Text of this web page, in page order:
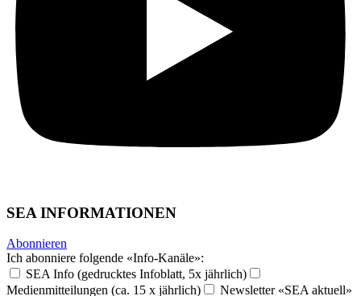
SEA INFORMATIONEN
Abonnieren
Ich abonniere folgende «Info-Kanäle»:
SEA Info (gedrucktes Infoblatt, 5x jährlich)
Medienmitteilungen (ca. 15 x jährlich)
Newsletter «SEA aktuell»